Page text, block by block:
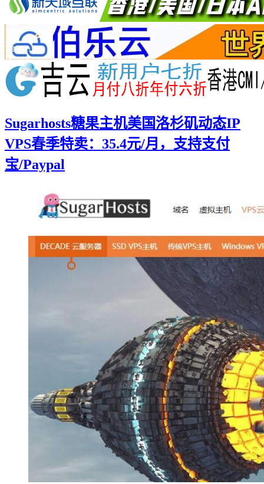
Sugarhosts糖果主机美国洛杉矶动态IP
VPS春季特卖：35.4元/月，支持支付
宝/Paypal